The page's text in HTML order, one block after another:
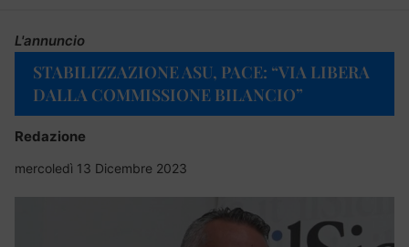
L'annuncio
STABILIZZAZIONE ASU, PACE: “VIA LIBERA
DALLA COMMISSIONE BILANCIO”
Redazione
mercoledì 13 Dicembre 2023